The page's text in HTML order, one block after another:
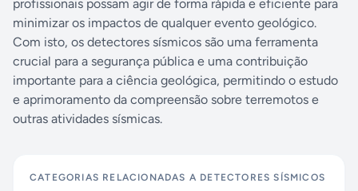
profissionais possam agir de forma rápida e eficiente para
minimizar os impactos de qualquer evento geológico.
Com isto, os detectores sísmicos são uma ferramenta
crucial para a segurança pública e uma contribuição
importante para a ciência geológica, permitindo o estudo
e aprimoramento da compreensão sobre terremotos e
outras atividades sísmicas.
CATEGORIAS RELACIONADAS A DETECTORES SÍSMICOS